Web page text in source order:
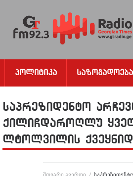
Პოლიტიკა Საზოგადოება
საპრეზიდენტო
ქილიჩდაროღლუ
ლტოლვილის